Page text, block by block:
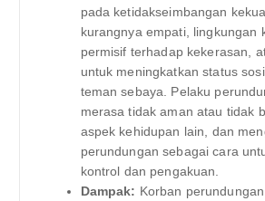
pada ketidakseimbangan
kurangnya empati, lingkungan
permisif terhadap kekerasan,
untuk meningkatkan status
teman sebaya. Pelaku
merasa tidak aman atau tidak
aspek kehidupan lain, dan
perundungan sebagai cara
kontrol dan pengakuan.
Dampak: Korban